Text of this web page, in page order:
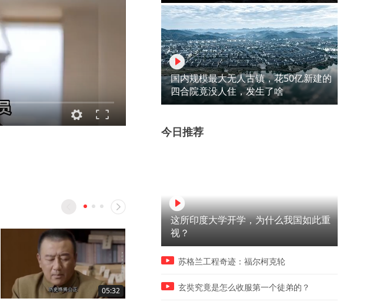
05:32 06:31
国内规模最大无人古镇，花50亿新建的
四合院竟没人住，发生了啥
今日推荐
这所印度大学开学，为什么我国如此重
视？
苏格兰工程奇迹：福尔柯克轮
玄奘究竟是怎么收服第一个徒弟的？